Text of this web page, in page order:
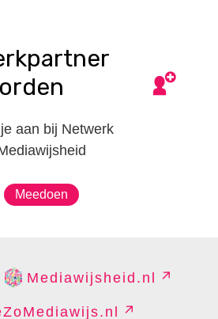
aan bij Netwerk
Meedoen
Mediawijsheid.nl